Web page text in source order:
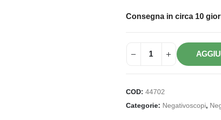
Consegna in circa 10
COD: 44702
Categorie: Negativoscopi,